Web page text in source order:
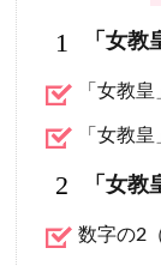
1 「女
「女教
「女教
2 「女
数字の2